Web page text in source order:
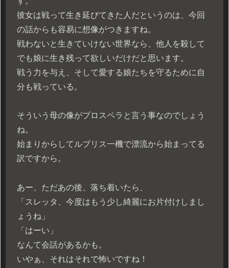
彼女は戦って生き延びてきた人だというのは、今回
の話からも容易に想像がつきますね。
戦わないと生きていけない世界なら、他人を殺して
でも娘に生き残って欲しいだけだと思います。
戦う力を与え、そして愛する娘たちを守るために自
分も戦っている。
そういう母の像がプロスペラと言う事なのでしょう
ね。
始まりからしてルブリス一機で漂流から始まってる
訳ですから。
あー、ただあの後、落ち着いたら、
「スレッタ、今度はもう少し綺麗にお片付けしまし
ょうね」
「はーい」
なんて会話があるかも。
いやぁ、それはそれで怖いですね！